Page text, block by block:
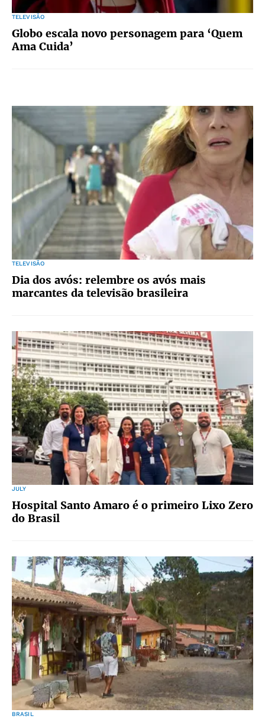
TELEVISÃO
Globo escala novo personagem para ‘Quem
Ama Cuida’
TELEVISÃO
Dia dos avós: relembre os avós mais
marcantes da televisão brasileira
JULY
Hospital Santo Amaro é o primeiro Lixo Zero
do Brasil
BRASIL